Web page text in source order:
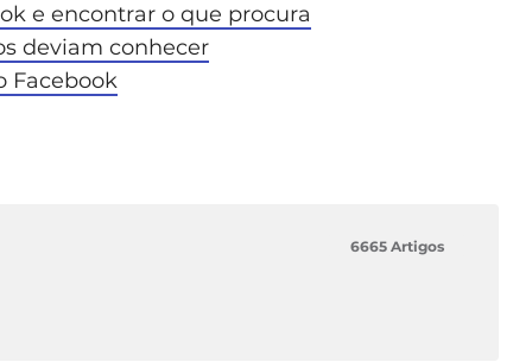
e encontrar o que procura
deviam conhecer
Facebook
6665 Artigos